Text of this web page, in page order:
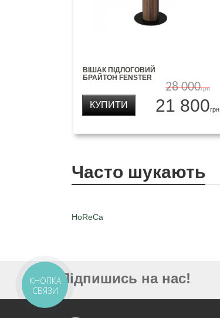
ВІШАК ПІДЛОГОВИЙ
БРАЙТОН FENSTER
28 000грн
21 800грн
КУПИТИ
Часто шукають
HoReCa
Підпишись на нас!
КНОПКА
СВЯЗИ